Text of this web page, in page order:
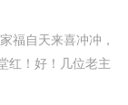
福自天来喜冲冲，
红！好！几位老主